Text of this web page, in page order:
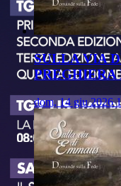
SULLA VIA
dom, 14 giu 2026